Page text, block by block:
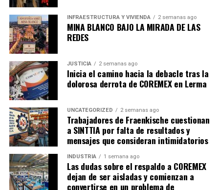
INFRAESTRUCTURA Y VIVIENDA 2 semanas ago
MINA BLANCO BAJO LA MIRADA DE LAS
REDES
JUSTICIA 2 semanas ago
Inicia el camino hacia la debacle tras la
dolorosa derrota de COREMEX en Lerma
UNCATEGORIZED 2 semanas ago
Trabajadores de Fraenkische cuestionan
a SINTTIA por falta de resultados y
mensajes que consideran intimidatorios
INDUSTRIA 1 semana ago
Las dudas sobre el respaldo a COREMEX
dejan de ser aisladas y comienzan a
convertirse en un problema de